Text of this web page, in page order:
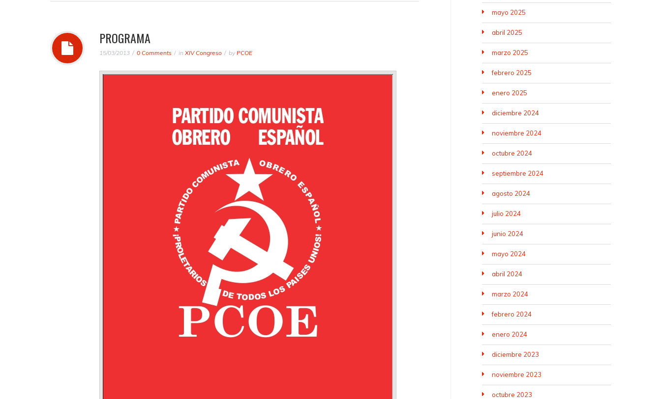
PROGRAMA
15/03/2013 0 Comments in XIV Congreso by PCOE
mayo 2025
abril 2025
marzo 2025
febrero 2025
enero 2025
diciembre 2024
noviembre 2024
octubre 2024
septiembre 2024
agosto 2024
julio 2024
junio 2024
mayo 2024
abril 2024
marzo 2024
febrero 2024
enero 2024
diciembre 2023
noviembre 2023
octubre 2023